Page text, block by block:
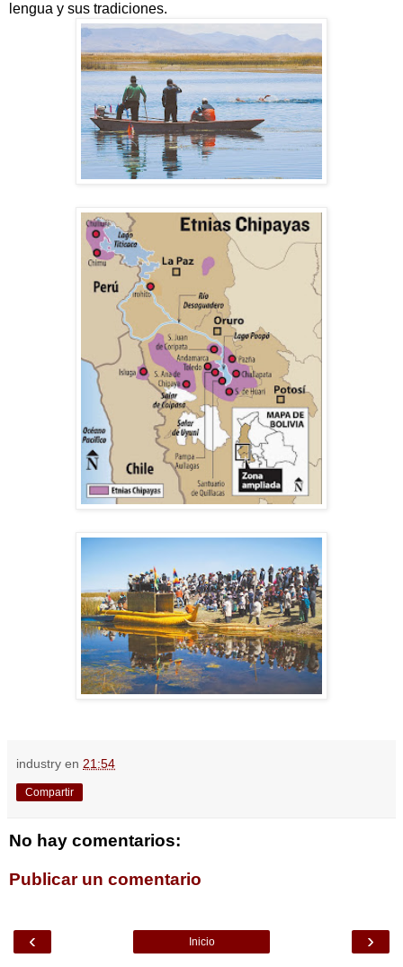
lengua y sus tradiciones.
industry en 21:54
Compartir
No hay comentarios:
Publicar un comentario
‹ ›
Inicio